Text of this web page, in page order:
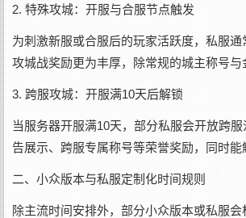
2. 特殊攻城：开服与合服节点触发
为刺激新服或合服后的玩家活跃度，私服
攻城战奖励更为丰厚，除常规的城主称号
3. 跨服攻城：开服满10天后解锁
当服务器开服满10天，部分私服会开放跨
告展示、跨服专属称号等荣誉奖励，同时
二、小众版本与私服定制化时间规则
除主流时间安排外，部分小众版本或私服